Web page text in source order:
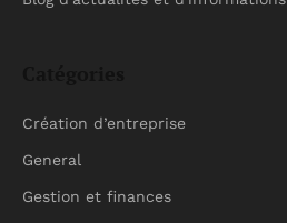
Création d’entreprise
General
Gestion et finances